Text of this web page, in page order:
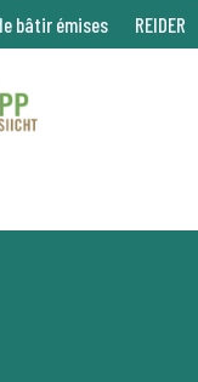
bâtir émises REIDER